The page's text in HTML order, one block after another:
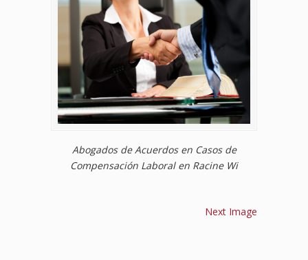
Abogados de Acuerdos en Casos de
Compensación Laboral en Racine Wi
Next Image